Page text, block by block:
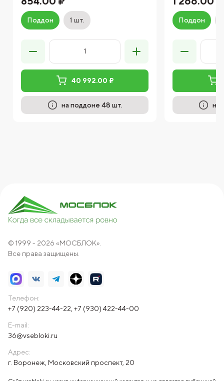
Поддон 1 шт.
40 992.00 ₽
на поддоне 48 шт.
Поддон
на
© 1999 - 2026 «МОСБЛОК».
Все права защищены.
Телефон:
+7 (920) 223-44-22 +7 (930) 422-44-00
E-mail:
36@vsebloki.ru
Адрес:
г. Воронеж, Московский проспект, 20